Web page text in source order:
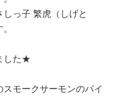
っ子 繁虎（しげと
した★
モークサーモンのパイ